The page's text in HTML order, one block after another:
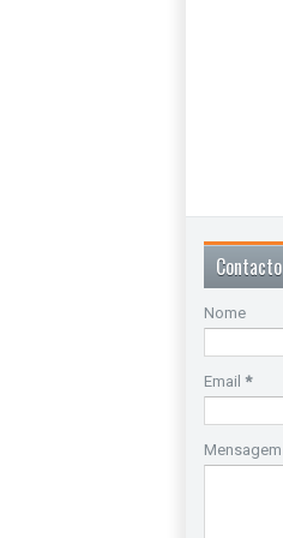
Contacto
Nome
Email *
Mensagem